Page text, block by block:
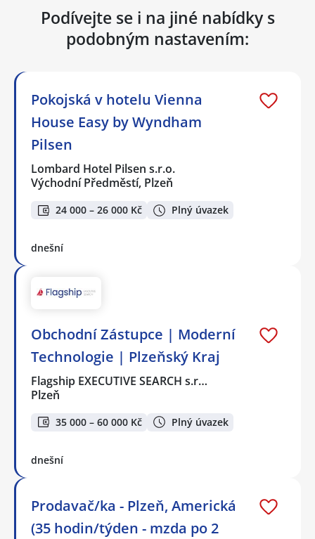
Podívejte se i na jiné nabídky s
podobným nastavením:
Pokojská v hotelu Vienna
House Easy by Wyndham
Pilsen
Lombard Hotel Pilsen s.r.o.
Východní Předměstí, Plzeň
24 000 – 26 000 Kč Plný úvazek
dnešní
Obchodní Zástupce | Moderní
Technologie | Plzeňský Kraj
Flagship EXECUTIVE SEARCH s.r…
Plzeň
35 000 – 60 000 Kč Plný úvazek
dnešní
Prodavač/ka - Plzeň, Americká
(35 hodin/týden - mzda po 2